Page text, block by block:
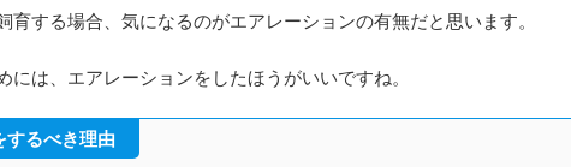
育する場合、気になるのがエアレーションの有無だと思います。
には、エアレーションをしたほうがいいですね。
するべき理由